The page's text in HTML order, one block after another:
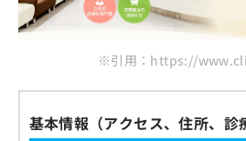
※引用：https://
基本情報（アクセス、住所、診